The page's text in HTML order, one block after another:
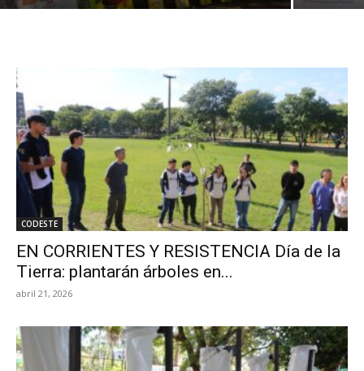
CODESTE
EN CORRIENTES Y RESISTENCIA Día de la
Tierra: plantarán árboles en...
abril 21, 2026